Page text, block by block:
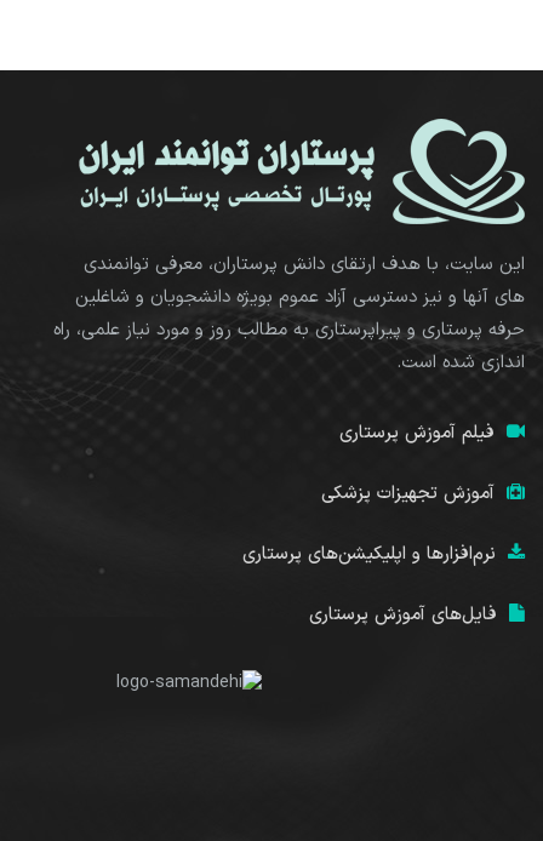
این سایت، با هدف ارتقای دانش پرستاران، معرفی توانمندی
های آنها و نیز دسترسی آزاد عموم بویژه دانشجویان و شاغلین
حرفه پرستاری و پیراپرستاری به مطالب روز و مورد نیاز علمی، راه
اندازی شده است.
فیلم آموزش پرستاری
آموزش تجهیزات پزشکی
نرم‌افزارها و اپلیکیشن‌های پرستاری
فایل‌های آموزش پرستاری